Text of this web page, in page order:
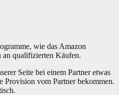
wie das Amazon
an qualifizierten Käufen.
Seite bei einem Partner etwas
Provision vom Partner bekommen.